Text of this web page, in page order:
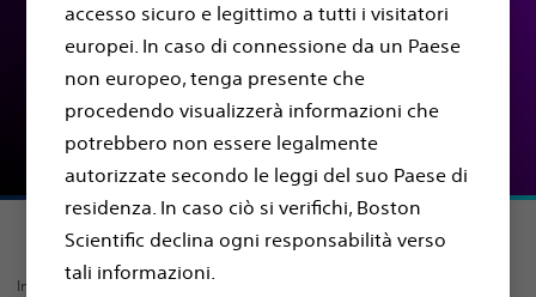
accesso sicuro e legittimo a tutti i visitatori
europei. In caso di connessione da un Paese
non europeo, tenga presente che
procedendo visualizzerà informazioni che
potrebbero non essere legalmente
autorizzate secondo le leggi del suo Paese di
residenza. In caso ciò si verifichi, Boston
Scientific declina ogni responsabilità verso
tali informazioni.
Come viene curata la
FA?
In questa pagina